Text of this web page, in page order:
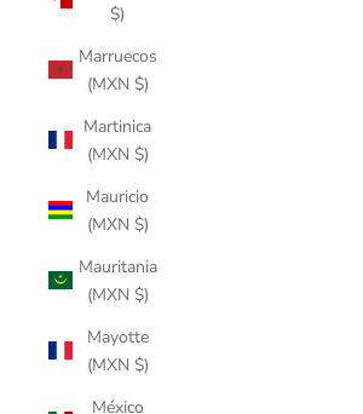
$)
Marruecos
(MXN $)
Martinica
(MXN $)
Mauricio
(MXN $)
Mauritania
(MXN $)
Mayotte
(MXN $)
México